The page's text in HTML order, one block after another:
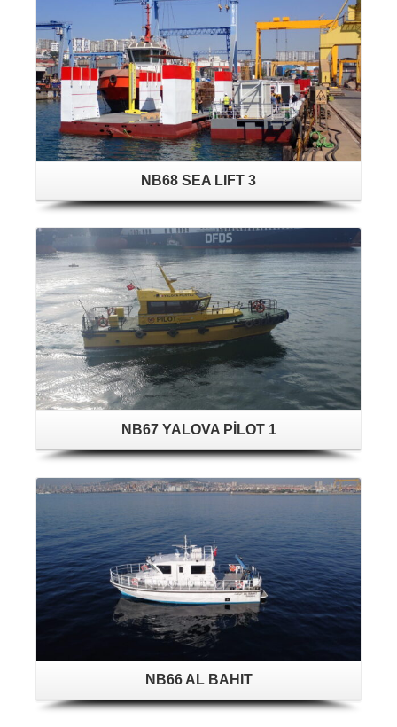
NB68 SEA LIFT 3
NB67 YALOVA PİLOT 1
NB66 AL BAHIT